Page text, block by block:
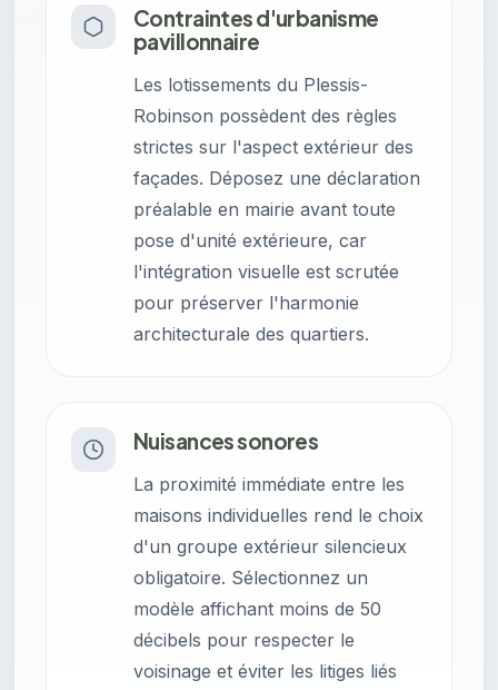
Contraintes d'urbanisme
pavillonnaire
Les lotissements du Plessis-
Robinson possèdent des règles
strictes sur l'aspect extérieur des
façades. Déposez une déclaration
préalable en mairie avant toute
pose d'unité extérieure, car
l'intégration visuelle est scrutée
pour préserver l'harmonie
architecturale des quartiers.
Nuisances sonores
La proximité immédiate entre les
maisons individuelles rend le choix
d'un groupe extérieur silencieux
obligatoire. Sélectionnez un
modèle affichant moins de 50
décibels pour respecter le
voisinage et éviter les litiges liés